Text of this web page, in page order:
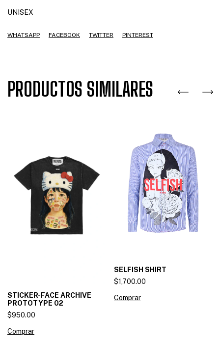
UNISEX
WHATSAPP FACEBOOK TWITTER PINTEREST
PRODUCTOS SIMILARES
STICKER-FACE ARCHIVE
PROTOTYPE 02
$950.00
Comprar
SELFISH SHIRT
$1,700.00
Comprar